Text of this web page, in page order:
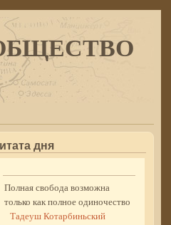
дня
Полная свобода возможна
только как полное одиночество
Тадеуш Котарбиньский